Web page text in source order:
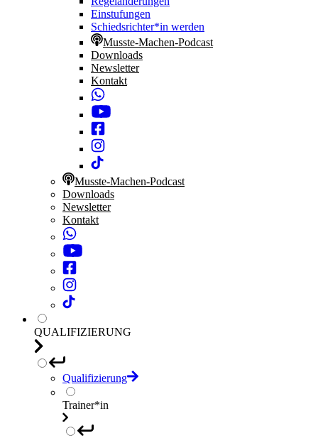
Einstufungen
Schiedsrichter*in werden
Musste-Machen-Podcast
Downloads
Newsletter
Kontakt
Musste-Machen-Podcast
Downloads
Newsletter
Kontakt
QUALIFIZIERUNG
Qualifizierung
Trainer*in